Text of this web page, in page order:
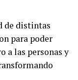
de distintas
para poder
a las personas y